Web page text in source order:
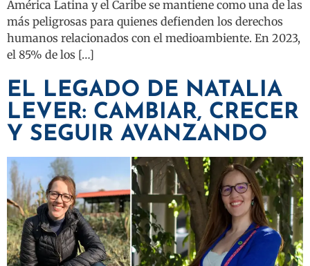
América Latina y el Caribe se mantiene como una de las
más peligrosas para quienes defienden los derechos
humanos relacionados con el medioambiente. En 2023,
el 85% de los […]
EL LEGADO DE NATALIA
LEVER: CAMBIAR, CRECER
Y SEGUIR AVANZANDO